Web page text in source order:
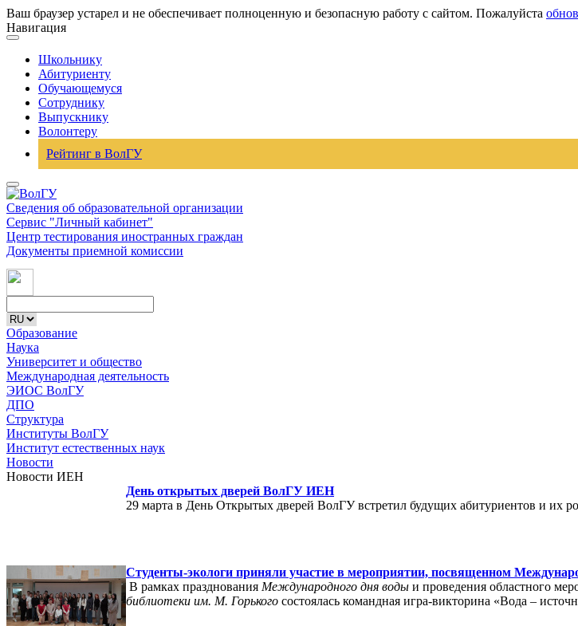
Ваш браузер устарел и не обеспечивает полноценную и безопасную работу с сайтом. Пожалуйста
Навигация
Школьнику
Абитуриенту
Обучающемуся
Сотруднику
Выпускнику
Волонтеру
Рейтинг в ВолГУ
Сведения об образовательной организации
Сервис "Личный кабинет"
Центр тестирования иностранных граждан
Документы приемной комиссии
Образование
Наука
Университет и общество
Международная деятельность
ЭИОС ВолГУ
ДПО
Структура
Институты ВолГУ
Институт естественных наук
Новости
Новости ИЕН
День открытых дверей ВолГУ ИЕН
29 марта в День Открытых дверей ВолГУ встретил будущих абитуриентов и их
Студенты-экологи приняли участие в мероприятии, посвященном
В рамках празднования Международного дня воды и проведения областного
библиотеки им. М. Горького состоялась командная игра-викторина «Вода –